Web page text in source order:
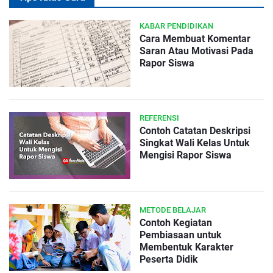
KABAR PENDIDIKAN
Cara Membuat Komentar
Saran Atau Motivasi Pada
Rapor Siswa
REFERENSI
Contoh Catatan Deskripsi
Singkat Wali Kelas Untuk
Mengisi Rapor Siswa
METODE BELAJAR
Contoh Kegiatan
Pembiasaan untuk
Membentuk Karakter
Peserta Didik